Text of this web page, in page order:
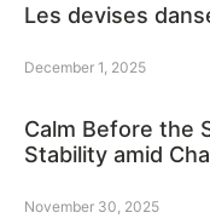
Les devises
December 1, 2025
Calm Before the
Stability amid
November 30, 2025